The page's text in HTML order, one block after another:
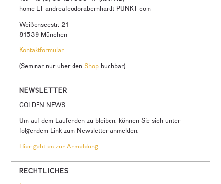
home ET andreafeodorabernhardt PUNKT com
Weißenseestr. 21
81539 München
Kontaktformular
(Seminar nur über den Shopbuchbar)
NEWSLETTER
GOLDEN NEWS
Um auf dem Laufenden zu bleiben, können Sie sich unter
folgendem Link zum Newsletter anmelden:
Hier geht es zur Anmeldung.
RECHTLICHES